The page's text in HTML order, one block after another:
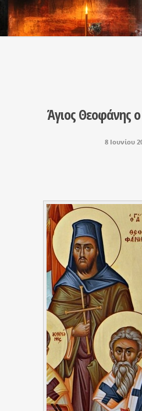
Άγιος Θεοφάνης
8 Ιουνίου